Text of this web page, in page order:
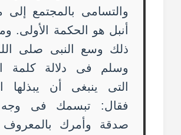
والتسامى بالمجتمع
أنبل هو الحكمة الأولى.
ذلك وسع النبى صلى
وسلم فى دلالة كلمة
التى ينبغى أن يبذلها
فقال: تبسمك فى
صدقة وأمرك بالمعروف